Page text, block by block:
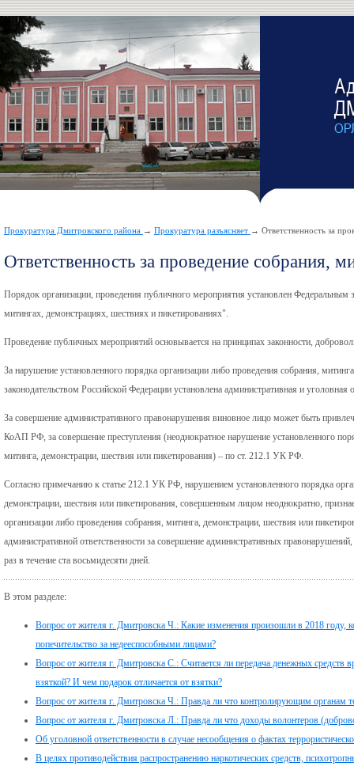
Прокуратура Дмитровского района → Прокуратура разъясняет → Ответственность за
Ответственность за проведение собрания,
Порядок организации, проведения публичного мероприятия установлен
митингах, демонстрациях, шествиях и пикетированиях".
Проведение публичных мероприятий основывается на принципах законности,
За нарушение установленного порядка организации либо проведения собрания,
законодательством Российской Федерации установлена административная и уголовная
За совершение административного правонарушения виновное лицо может быть
КоАП РФ, за совершение преступления (неоднократное нарушение установленного
митинга, демонстрации, шествия или пикетирования) – по ст. 212.1 УК РФ.
Согласно примечанию к статье 212.1 УК РФ, нарушением установленного порядка
демонстрации, шествия или пикетирования, совершенным лицом неоднократно,
организации либо проведения собрания, митинга, демонстрации, шествия или
административной ответственности за совершение административных
раз в течение ста восьмидесяти дней.
В этом разделе:
Вопрос от жителя г. Дмитровска Ч.: Какие изменения произошли в 2018 году,
попечительство за недееспособными лицами?
Вопрос от жителя г. Дмитровска С.: Считается ли передача денежных средств
взяткой? И чем подарок отличается от взятки?
Вопрос от жителя г. Дмитровска Ч.: Правда ли что контролирующим органам
Вопрос от жителя г. Дмитровска Л.: Правда ли что доходы волонтеров
Об уголовной ответственности в случае несообщения о фактах
В целях противодействия распространению наркотических средств,